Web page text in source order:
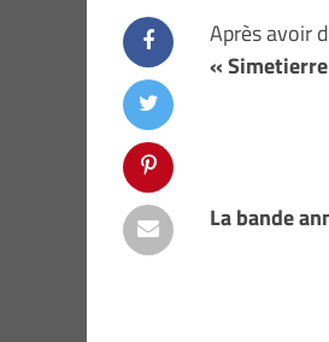
Après avoir
«
La bande